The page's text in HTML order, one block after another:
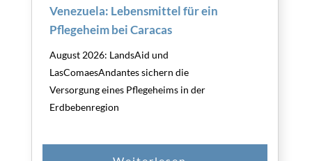
Venezuela: Lebensmittel für ein
Pflegeheim bei Caracas
August 2026: LandsAid und
LasComaesAndantes sichern die
Versorgung eines Pflegeheims in der
Erdbebenregion